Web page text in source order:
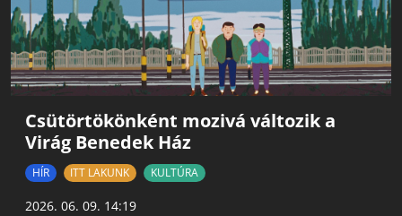
Csütörtökönként mozivá változik a
Virág Benedek Ház
HÍR ITT LAKUNK KULTÚRA
2026. 06. 09. 14:19